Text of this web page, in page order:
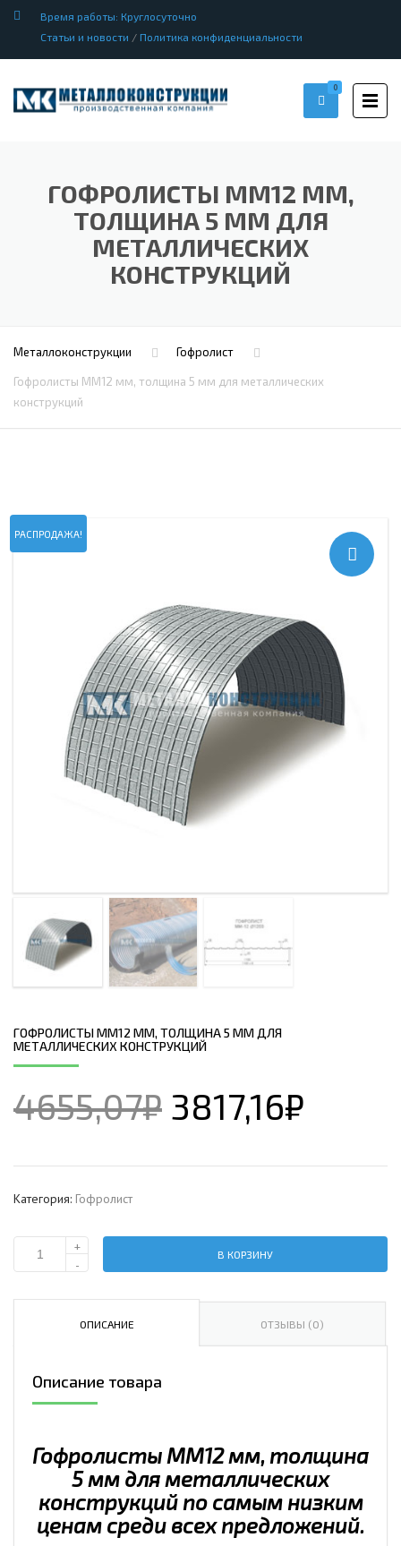
Время работы: Круглосуточно
Статьи и новости / Политика конфиденциальности
0
ГОФРОЛИСТЫ ММ12 ММ,
ТОЛЩИНА 5 ММ ДЛЯ
МЕТАЛЛИЧЕСКИХ
КОНСТРУКЦИЙ
Металлоконструкции Гофролист
Гофролисты ММ12 мм, толщина 5 мм для металлических
конструкций
РАСПРОДАЖА!
ГОФРОЛИСТЫ ММ12 ММ, ТОЛЩИНА 5 ММ ДЛЯ
МЕТАЛЛИЧЕСКИХ КОНСТРУКЦИЙ
4655,07₽ 3817,16₽
Категория: Гофролист
Количество
ММ12
для
конструкций
+
-
В КОРЗИНУ
ОПИСАНИЕ ОТЗЫВЫ (0)
Описание товара
Гофролисты ММ12 мм, толщина
5 мм для металлических
конструкций по самым низким
ценам среди всех предложений.